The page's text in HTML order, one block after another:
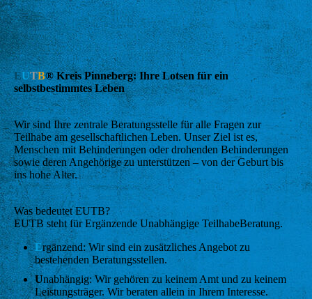
EUTB® Kreis Pinneberg: Ihre Lotsen für ein
selbstbestimmtes Leben
Wir sind Ihre zentrale Beratungsstelle für alle Fragen zur
Teilhabe am gesellschaftlichen Leben. Unser Ziel ist es,
Menschen mit Behinderungen oder drohenden Behinderungen
sowie deren Angehörige zu unterstützen – von der Geburt bis
ins hohe Alter.
Was bedeutet EUTB?
EUTB steht für Ergänzende Unabhängige TeilhabeBeratung.
Ergänzend: Wir sind ein zusätzliches Angebot zu
bestehenden Beratungsstellen.
Unabhängig: Wir gehören zu keinem Amt und zu keinem
Leistungsträger. Wir beraten allein in Ihrem Interesse.